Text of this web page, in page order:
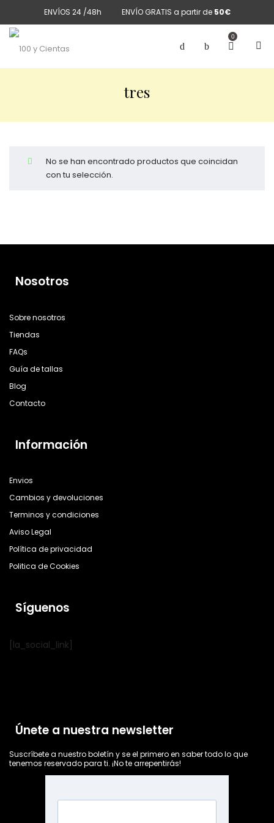
ENVÍOS 24 /48h ENVÍO GRATIS a partir de 50€
0
tres
No se han encontrado productos que coincidan
con tu selección.
Nosotros
Sobre nosotros
Tiendas
FAQs
Guía de tallas
Blog
Contacto
Información
Envios
Cambios y devoluciones
Terminos y condiciones
Aviso Legal
Política de privacidad
Politica de Cookies
Síguenos
[la_social_link]
Únete a nuestra newsletter
Suscríbete a nuestro boletín y se el primero en saber todo lo que
tenemos reservado para ti. ¡No te arrepentirás!